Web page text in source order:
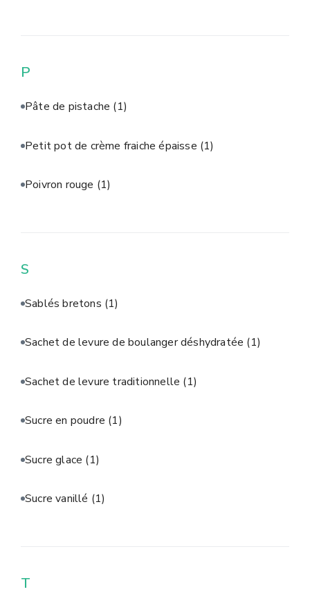
P
Pâte de pistache (1)
Petit pot de crème fraiche épaisse (1)
Poivron rouge (1)
S
Sablés bretons (1)
Sachet de levure de boulanger déshydratée (1)
Sachet de levure traditionnelle (1)
Sucre en poudre (1)
Sucre glace (1)
Sucre vanillé (1)
T